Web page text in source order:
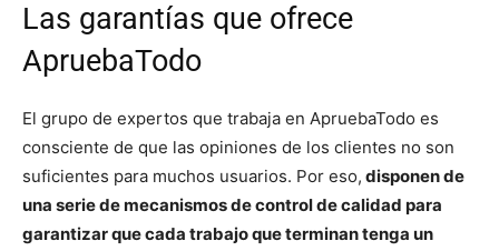
Las garantías que ofrece
ApruebaTodo
El grupo de expertos que trabaja en ApruebaTodo es
consciente de que las opiniones de los clientes no son
suficientes para muchos usuarios. Por eso, disponen de
una serie de mecanismos de control de calidad para
garantizar que cada trabajo que terminan tenga un